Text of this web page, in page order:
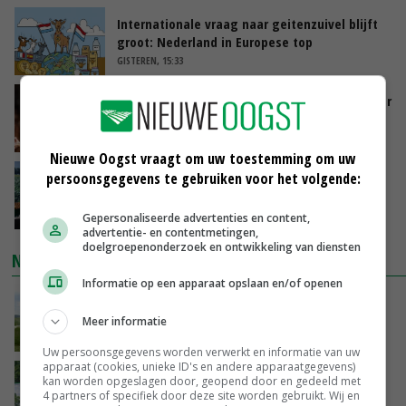
Internationale vraag naar geitenzuivel blijft
groot: Nederland in Europese top
GISTEREN, 15:33
Vlaamse varkensstapel krimpt, pluimveesector
groeit door schaalvergroting
‘Cijfer jezelf niet weg en doe vooral ook waar
GISTEREN, 13:31
NIEUWSTE VIDEO'S
Oekraïne-vlogger Kees Huizinga: ‘Bezoek van
de ambassade mag zelf groente plukken’
Nieuwe Oogst vraagt om uw toestemming om uw
persoonsgegevens te gebruiken voor het volgende:
Gepersonaliseerde advertenties en content,
advertentie- en contentmetingen,
doelgroepenonderzoek en ontwikkeling van diensten
Informatie op een apparaat opslaan en/of openen
Meer informatie
Uw persoonsgegevens worden verwerkt en informatie van uw
apparaat (cookies, unieke ID's en andere apparaatgegevens)
kan worden opgeslagen door, geopend door en gedeeld met
4 partners of specifiek door deze site worden gebruikt. Wij en